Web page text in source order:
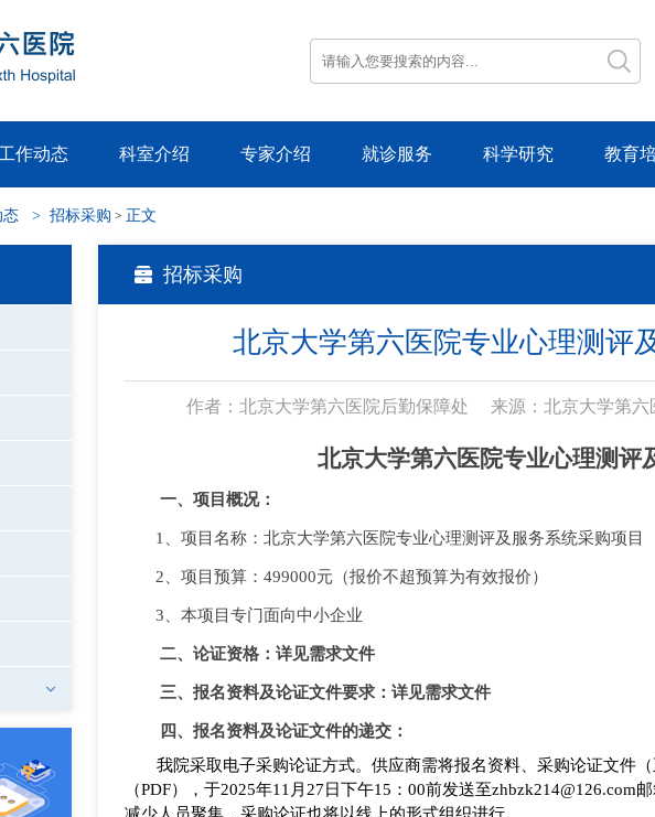
工作动态 科室介绍 专家介绍 就诊服务 科学研究 教育
态 > 招标采购 > 正文
招标采购
北京大学第六医院专业心理测评
作者：北京大学第六医院后勤保障处 来源：北京大学第六
北京大学第六医院专业心理测评
一、项目概况：
1、项目名称 ：北京大学第六医院专业心理测评及服务系统采购项目
2、项目预算： 499000元（报价不超预算为有效报价）
3、本项 目专门面向中小企业
二、 论证资格：详见需求文件
三、 报名资料及论证文件要求：详见需求文件
四、 报名资料及论证文件的递交：
我院采取电子采购论证方式。供应商需将报名资料、采购论证文件
（PDF），于2025年11 月 27 日下午15：00前发送至zhbzk214@126.com